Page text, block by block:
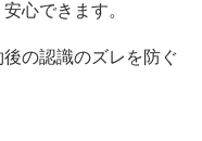
心できます。
後の認識のズレを防ぐ